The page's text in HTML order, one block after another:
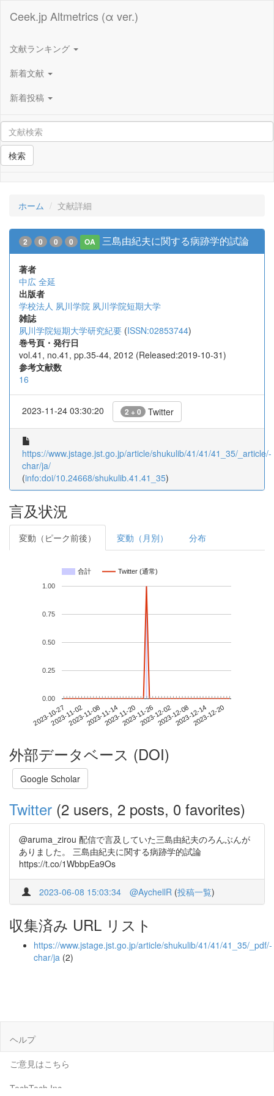
Ceek.jp Altmetrics (α ver.)
文献ランキング
新着文献
新着投稿
検索
ホーム 文献詳細
2 0 0 0 OA 三島由紀夫に関する病跡学的試論
著者
中広 全延
出版者
学校法人 夙川学院 夙川学院短期大学
雑誌
夙川学院短期大学研究紀要 (ISSN:02853744)
巻号頁・発行日
vol.41, no.41, pp.35-44, 2012 (Released:2019-10-31)
参考文献数
16
2023-11-24 03:30:20 2 + 0 Twitter
https://www.jstage.jst.go.jp/article/shukulib/41/41/41_35/_article/-
char/ja/
(info:doi/10.24668/shukulib.41.41_35)
言及状況
変動（ピーク前後） 変動（月別） 分布
合計 Twitter (通常)
2023-10-272023-11-022023-11-082023-11-142023-11-202023-11-262023-12-022023-12-082023-12-142023-12-20
0.00
0.25
0.50
0.75
1.00
外部データベース (DOI)
Google Scholar
Twitter (2 users, 2 posts, 0 favorites)
@aruma_zirou 配信で言及していた三島由紀夫のろんぶんが
ありました。 三島由紀夫に関する病跡学的試論
https://t.co/1WbbpEa9Os
2023-06-08 15:03:34 @AychellR (投稿一覧)
収集済み URL リスト
https://www.jstage.jst.go.jp/article/shukulib/41/41/41_35/_pdf/-
char/ja (2)
ヘルプ
ご意見はこちら
TechTech Inc.